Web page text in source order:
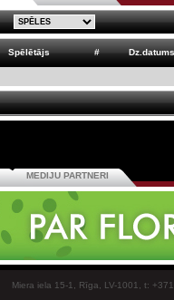
Spēlētājs # Dz.datums
MEDIJU PARTNERI
Miera iela 15-1, Rīga, LV-1001, t: